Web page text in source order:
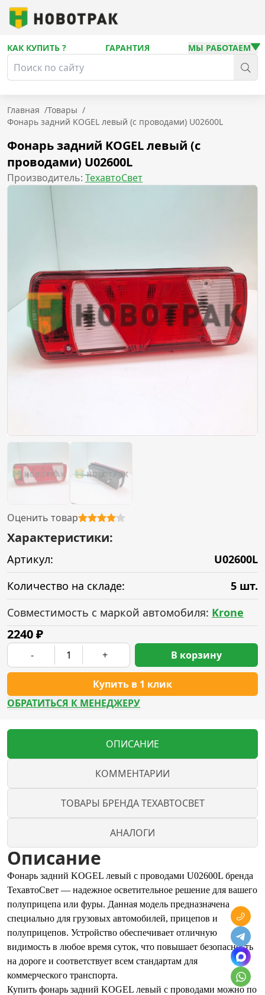
КАК КУПИТЬ ? ГАРАНТИЯ МЫ РАБОТАЕМ
Главная /Товары /
Фонарь задний KOGEL левый (с проводами) U02600L
Фонарь задний KOGEL левый (с
проводами) U02600L
Производитель: ТехавтоСвет
Оценить товар
Характеристики:
Артикул:
U02600L
Количество на складе:
5 шт.
Совместимость с маркой автомобиля: Krone
2240₽
- +
Купить в 1 клик
В корзину
ОБРАТИТЬСЯ К МЕНЕДЖЕРУ
ОПИСАНИЕ
КОММЕНТАРИИ
ТОВАРЫ БРЕНДА ТЕХАВТОСВЕТ
АНАЛОГИ
Описание
Фонарь задний KOGEL левый с проводами U02600L бренда
ТехавтоСвет — надежное осветительное решение для вашего
полуприцепа или фуры. Данная модель предназначена
специально для грузовых автомобилей, прицепов и
полуприцепов. Устройство обеспечивает отличную
видимость в любое время суток, что повышает безопасность
на дороге и соответствует всем стандартам для
коммерческого транспорта.
Купить фонарь задний KOGEL левый с проводами можно по